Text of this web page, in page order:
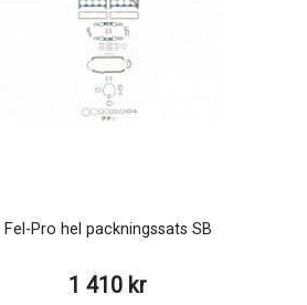
Fel-Pro hel packningssats SB
1 410 kr